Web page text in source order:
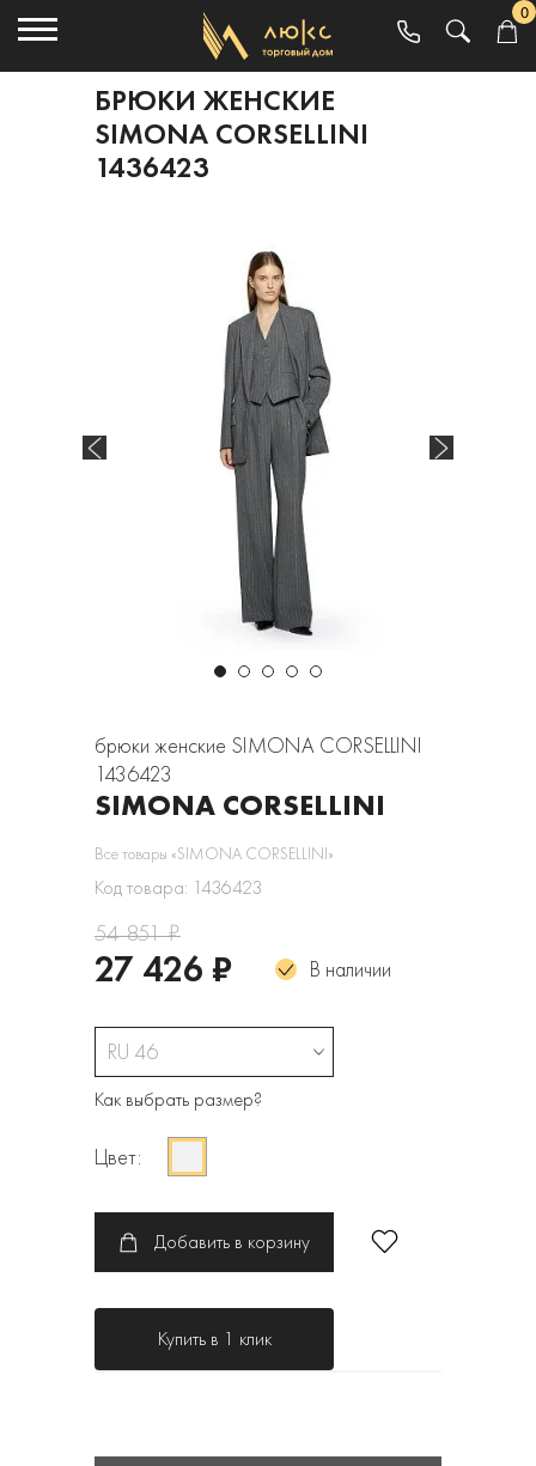
0
БРЮКИ ЖЕНСКИЕ
SIMONA CORSELLINI
1436423
брюки женские SIMONA CORSELLINI
1436423
SIMONA CORSELLINI
Все товары «SIMONA CORSELLINI»
Код товара: 1436423
54 851 ₽
27 426 ₽ В наличии
RU 46
Как выбрать размер?
Цвет:
Добавить в корзину
Купить в 1 клик